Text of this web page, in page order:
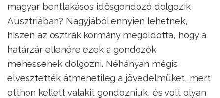
magyar bentlakásos idősgondozó dolgozik
Ausztriában? Nagyjából ennyien lehetnek,
hiszen az osztrák kormány megoldotta, hogy a
határzár ellenére ezek a gondozók
mehessenek dolgozni. Néhányan mégis
elvesztették átmenetileg a jövedelmüket, mert
otthon kellett valakit gondozniuk, és volt olyan